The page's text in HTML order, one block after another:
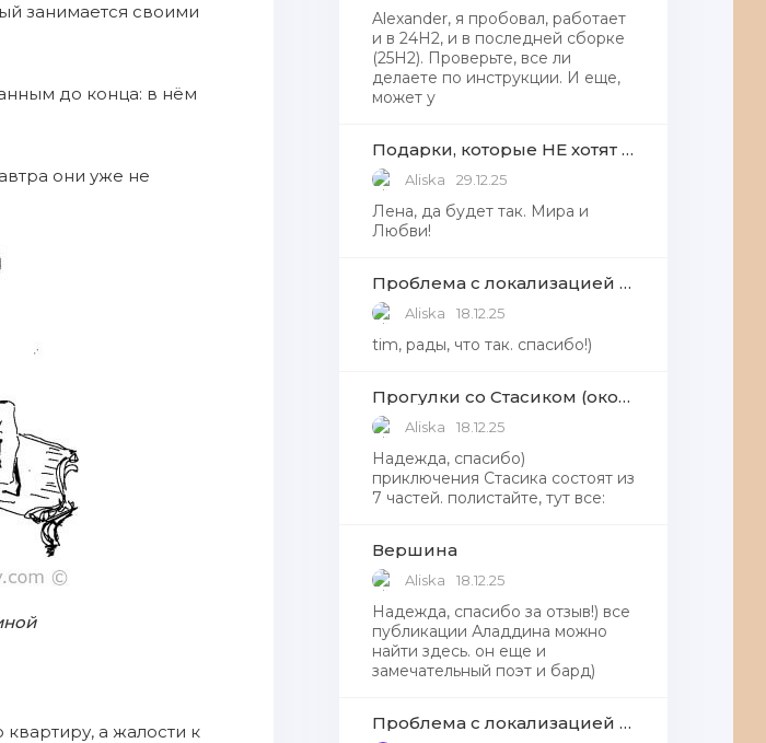
занимается своими
до конца: в нём
они уже не
а жалости к
Alexander, я пробовал, работает
и в 24H2, и в последней сборке
(25H2). Проверьте, все ли
делаете по инструкции. И еще,
может у
Подарки, которые НЕ хотят получать от Деда Мороза
Aliska 29.12.25
Лена, да будет так. Мира и
Любви!
Проблема с локализацией языков Windows Defender, Microsoft Store в Windows 11
Aliska 18.12.25
tim, рады, что так. спасибо!)
Прогулки со Стасиком (окончание)
Aliska 18.12.25
Надежда, спасибо)
приключения Стасика состоят из
7 частей. полистайте, тут все:
Вершина
Aliska 18.12.25
Надежда, cпасибо за отзыв!) все
публикации Аладдина можно
найти здесь. он еще и
замечательный поэт и бард)
Проблема с локализацией языков Windows Defender, Microsoft Store в Windows 11